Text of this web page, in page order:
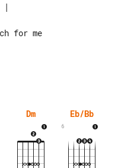
Dm Eb/Bb
6